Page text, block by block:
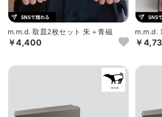
m.m.d. 取皿2枚セット 朱＋青磁
￥4,400
m.m.d.
￥